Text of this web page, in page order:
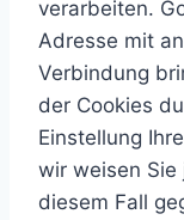
verarbeiten.
Adresse mit
Verbindung
der Cookies
Einstellung
wir weisen Sie
diesem Fall